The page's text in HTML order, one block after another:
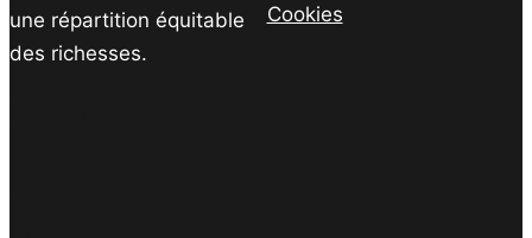
une répartition équitable
des richesses.
Cookies